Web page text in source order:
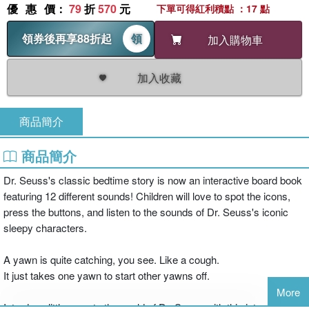
優惠價 ： 79折570 元
領券後再享88折起
領 加入購物車
加入收藏
下單可得紅利積點 ：17 點
商品簡介
商品簡介
Dr. Seuss's classic bedtime story is now an interactive board book
featuring 12 different sounds! Children will love to spot the icons,
press the buttons, and listen to the sounds of Dr. Seuss's iconic
sleepy characters.
A yawn is quite catching, you see. Like a cough.
It just takes one yawn to start other yawns off.
Introduce little ones to the world of Dr. Seuss with this interactive
More